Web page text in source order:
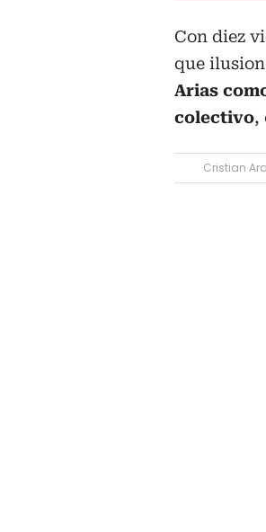
Con diez
que
Arias
colectivo,
Cristian